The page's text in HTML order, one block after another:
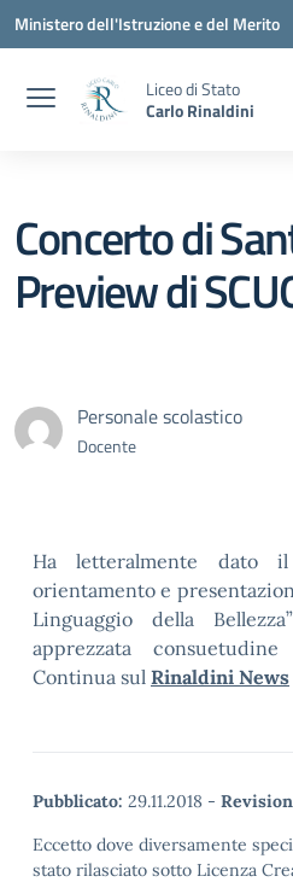
Vai ai contenuti
Vai al menu di navigazione
Vai al footer
Ministero dell'Istruzione e del Merito
Liceo di Stato
Carlo Rinaldini
Concerto di
Preview di
Personale scolastico
Docente
Ha letteralmente dato
orientamento e
Linguaggio della
apprezzata
Continua sul Rinaldini News
Pubblicato: 29.11.2018 -
Eccetto dove diversamente
stato rilasciato sotto Licenza